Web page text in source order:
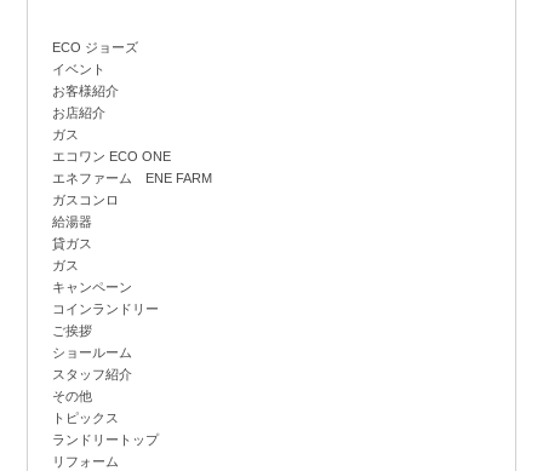
ECO ジョーズ
イベント
お客様紹介
お店紹介
ガス
エコワン ECO ONE
エネファーム ENE FARM
ガスコンロ
給湯器
貸ガス
ガス
キャンペーン
コインランドリー
ご挨拶
ショールーム
スタッフ紹介
その他
トピックス
ランドリートップ
リフォーム